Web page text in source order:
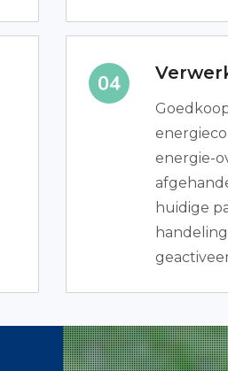
energie-
huidige